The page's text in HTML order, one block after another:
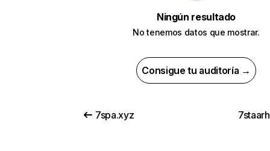
Ningún resultado
No tenemos datos que mostrar.
Consigue tu auditoría →
7spa.xyz